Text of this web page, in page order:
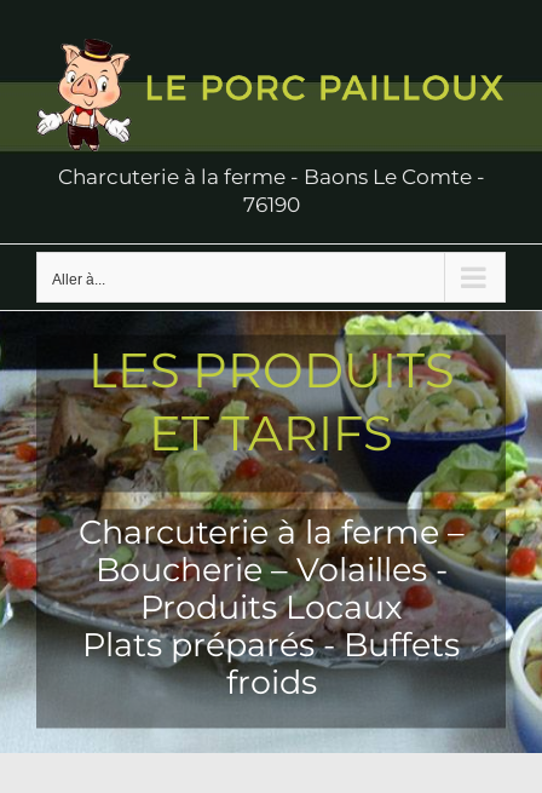
contenu
Charcuterie à la ferme - Baons Le Comte -
76190
Aller à...
LES PRODUITS
ET TARIFS
Charcuterie à la ferme –
Boucherie – Volailles -
Produits Locaux
Plats préparés - Buffets
froids